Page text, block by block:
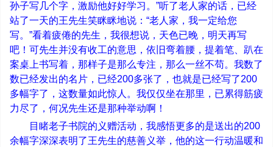
孙子写几个字，激励他好好学习。 ”听了老人家的话，已经
站了一天的王先生笑眯眯地说： “老人家，我一定给您
写。 ”看着疲倦的先生，我很想说，天色已晚，明天再写
吧！可先生并没有收工的意思，依旧弯着腰，提着笔、趴在
案桌上书写着，那样子是那么专注，那么一丝不苟。我数了
数已经发出的名片，已经200多张了，也就是已经写了200
多幅字了，这数量如此惊人。我仅仅坐在那里，已累得筋疲
力尽了，何况先生还是那种举动啊！
目睹老子书院的义赠活动，我感悟更多的是送出的200
余幅字深深表明了王先生的慈善义举，他的这一行动温暖和